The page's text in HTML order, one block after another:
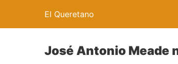
El Queretano
José Antonio Meade